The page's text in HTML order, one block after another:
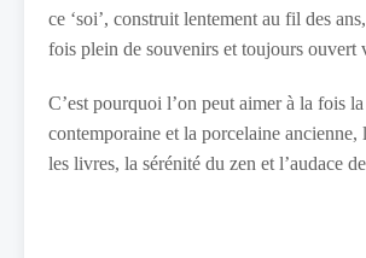
ce ‘soi’, construit lentement au fil des
fois plein de souvenirs et toujours ouvert
C’est pourquoi l’on peut aimer à la fois
contemporaine et la porcelaine ancienne,
les livres, la sérénité du zen et l’audace